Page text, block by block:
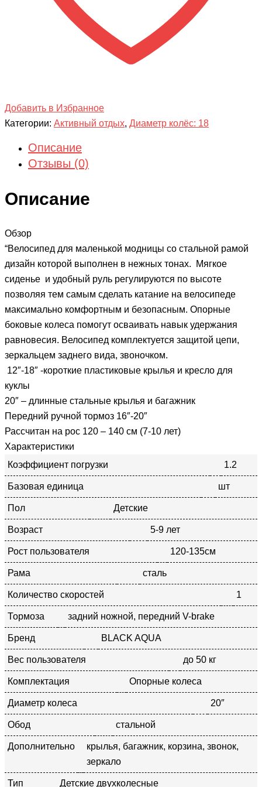
Добавить в Избранное
Категории: Активный отдых, Диаметр колёс: 18
Описание
Отзывы (0)
Описание
Обзор
“Велосипед для маленькой модницы со стальной рамой
дизайн которой выполнен в нежных тонах. Мягкое
сиденье и удобный руль регулируются по высоте
позволяя тем самым сделать катание на велосипеде
максимально комфортным и безопасным. Опорные
боковые колеса помогут осваивать навык удержания
равновесия. Велосипед комплектуется защитой цепи,
зеркальцем заднего вида, звоночком.
12″-18″ -короткие пластиковые крылья и кресло для
куклы
20″ – длинные стальные крылья и багажник
Передний ручной тормоз 16″-20″
Рассчитан на рос 120 – 140 см (7-10 лет)
Характеристики
Коэффициент погрузки
1.2
Базовая единица шт
Пол Детские
Возраст 5-9 лет
Рост пользователя 120-135см
Рама сталь
Количество скоростей 1
Тормоза задний ножной, передний V-brake
Бренд BLACK AQUA
Вес пользователя до 50 кг
Комплектация Опорные колеса
Диаметр колеса 20″
Обод стальной
Дополнительно
крылья, багажник, корзина, звонок,
зеркало
Тип Детские двухколесные